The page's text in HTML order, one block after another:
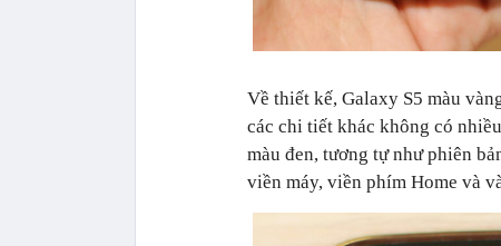
Về thiết kế, Galaxy S5 màu
các chi tiết khác không có
màu đen, tương tự như phiên
viền máy, viền phím Home và